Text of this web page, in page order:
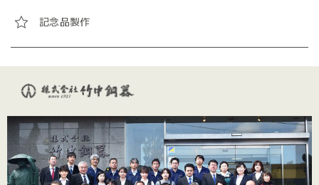
記念品製作